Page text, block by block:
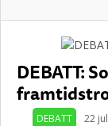
DEBATT:
DEBATT 22